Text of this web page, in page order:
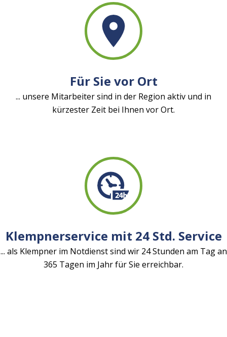
Für Sie vor Ort
... unsere Mitarbeiter sind in der Region aktiv und in
kürzester Zeit bei Ihnen vor Ort.
Klempnerservice mit 24 Std. Service
... als Klempner im Notdienst sind wir 24 Stunden am Tag an
365 Tagen im Jahr für Sie erreichbar.